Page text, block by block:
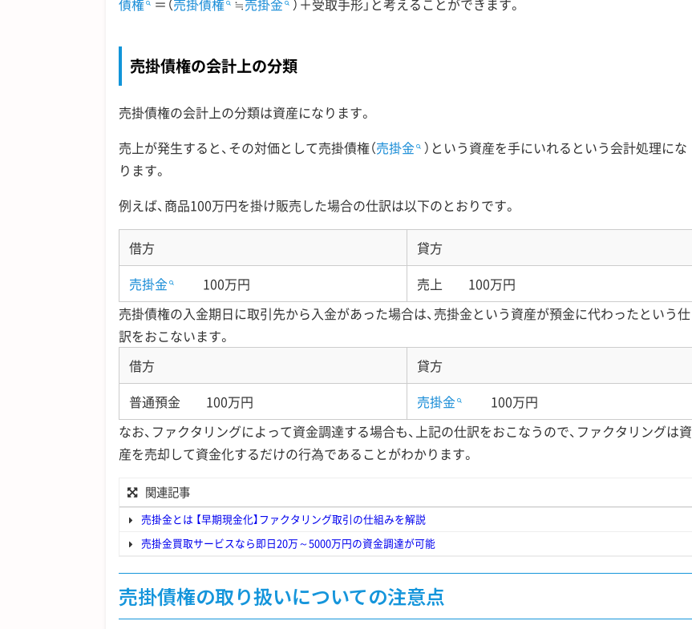
債権 ＝（売掛債権 ≒売掛金 ）＋受取手形」と考えることができます。
売掛債権の会計上の分類
売掛債権の会計上の分類は資産になります。
売上が発生すると、その対価として売掛債権（売掛金 ）という資産を手にいれるという会計処理にな
ります。
例えば、商品100万円を掛け販売した場合の仕訳は以下のとおりです。
借方
貸方
売掛金
100万円
売上 100万円
売掛債権の入金期日に取引先から入金があった場合は、売掛金という資産が預金に代わったという仕
訳をおこないます。
借方
貸方
普通預金 100万円
売掛金
100万円
なお、ファクタリングによって資金調達する場合も、上記の仕訳をおこなうので、ファクタリングは資
産を売却して資金化するだけの行為であることがわかります。
関連記事
売掛金とは 【早期現金化】ファクタリング取引の仕組みを解説
売掛金買取サービスなら即日20万～5000万円の資金調達が可能
売掛債権の取り扱いについての注意点